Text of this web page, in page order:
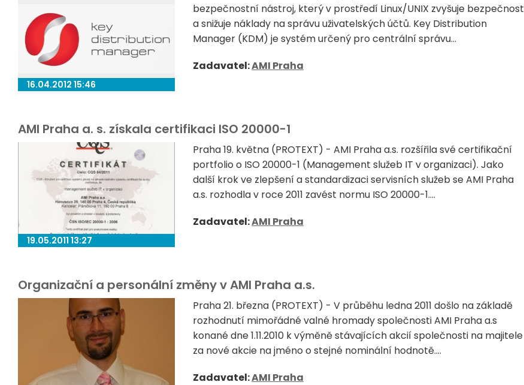
16.04.2012 15:46
bezpečnostní nástroj, který v prostředí Linux/UNIX zvyšuje bezpečnost
a snižuje náklady na správu uživatelských účtů. Key Distribution
Manager (KDM) je systém určený pro centrální správu...
Zadavatel:AMI Praha
AMI Praha a. s. získala certifikaci ISO 20000-1
19.05.2011 13:27
Praha 19. května (PROTEXT) - AMI Praha a.s. rozšířila své certifikační
portfolio o ISO 20000-1 (Management služeb IT v organizaci). Jako
další krok ve zlepšení a standardizaci servisních služeb se AMI Praha
a.s. rozhodla v roce 2011 zavést normu ISO 20000-1....
Zadavatel:AMI Praha
Organizační a personální změny v AMI Praha a.s.
Praha 21. března (PROTEXT) - V průběhu ledna 2011 došlo na základě
rozhodnutí mimořádné valné hromady společnosti AMI Praha a.s
konané dne 1.11.2010 k výměně stávajících akcií společnosti na majitele
za nové akcie na jméno o stejné nominální hodnotě....
Zadavatel:AMI Praha